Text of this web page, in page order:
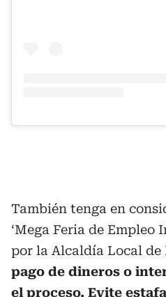
También tenga en
‘Mega Feria de Empleo
por la Alcaldía Local de
pago de dineros o
el proceso. Evite